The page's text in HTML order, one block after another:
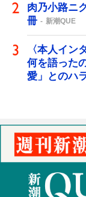
肉乃小路ニ
冊
新潮QUE
〈本人イン
何を語った
愛」とのハ